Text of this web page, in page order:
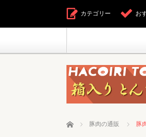
カテゴリー お
ホーム 豚肉の通販 豚